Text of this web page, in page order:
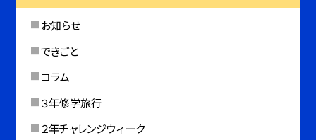
お知らせ
できごと
コラム
３年修学旅行
２年チャレンジウィーク